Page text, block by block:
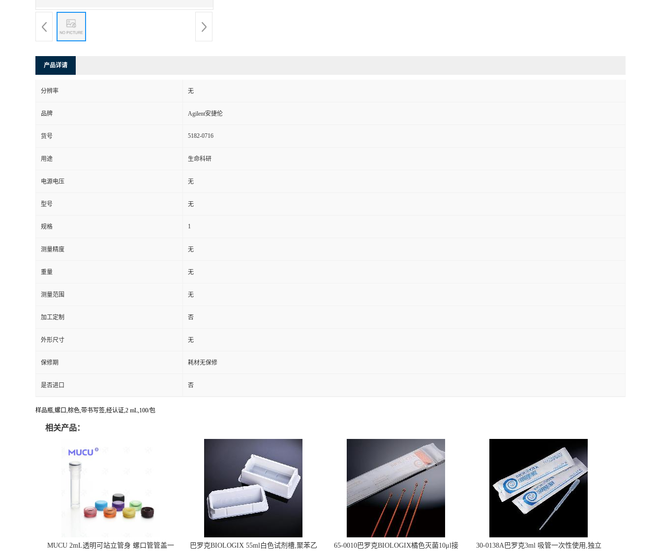
产品详请
分辨率 无
品牌 Agilent安捷伦
货号 5182-0716
用途 生命科研
电源电压 无
型号 无
规格 1
测量精度 无
重量 无
测量范围 无
加工定制 否
外形尺寸 无
保修期 耗材无保修
是否进口 否
样品瓶,螺口,棕色,带书写签,经认证,2 mL,100/包
相关产品：
MUCU 2mL透明可站立管身 螺口管管盖一
巴罗克BIOLOGIX 55ml白色试剂槽,聚苯乙
65-0010巴罗克BIOLOGIX橘色灭菌10μl接
30-0138A巴罗克3ml 吸管一次性使用,独立